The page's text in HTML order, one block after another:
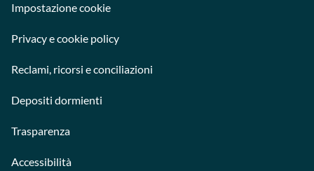
Impostazione cookie
Privacy e cookie policy
Reclami, ricorsi e conciliazioni
Depositi dormienti
Trasparenza
Accessibilità